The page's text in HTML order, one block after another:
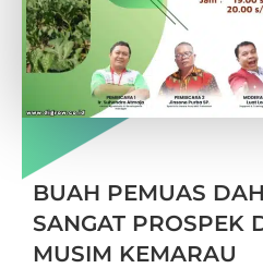
BUAH PEMUAS
SANGAT PROSPEK
MUSIM KEMARAU